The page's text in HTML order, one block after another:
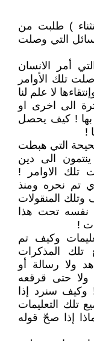
) طلبت من
التي وصلت
أمر الانسان
تلك الأوامر
لا علم لنا
الى اخرى او
بها ! كيف يحصل
!
التي هبطت
الى دين
تلك الاوامر !
تم نحره ومنذ
وتلك المنقولات
نفسه تحت هذا
!
وكيف تم
تلك المذكرات
ولا رسالة أو
ولا حتى قرقعه
وكيف سنرد إذا
تلك التعليمات
إذا صحّ قوله